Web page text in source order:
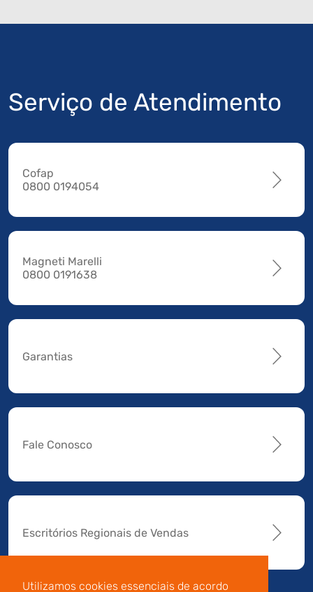
Utilizamos cookies essenciais de acordo
Serviço de Atendimento
Cofap
0800 0194054
Magneti Marelli
0800 0191638
Garantias
Fale Conosco
Escritórios Regionais de Vendas